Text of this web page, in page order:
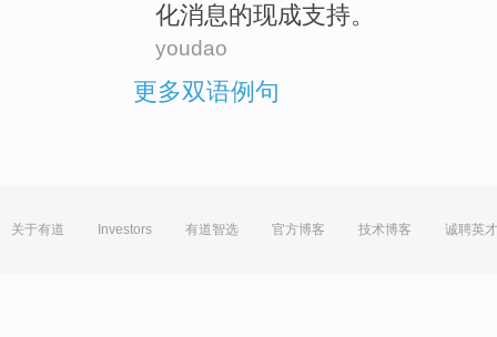
化消息的现成支持。
youdao
更多双语例句
关于有道 Investors 有道智选 官方博客 技术博客 诚聘英才